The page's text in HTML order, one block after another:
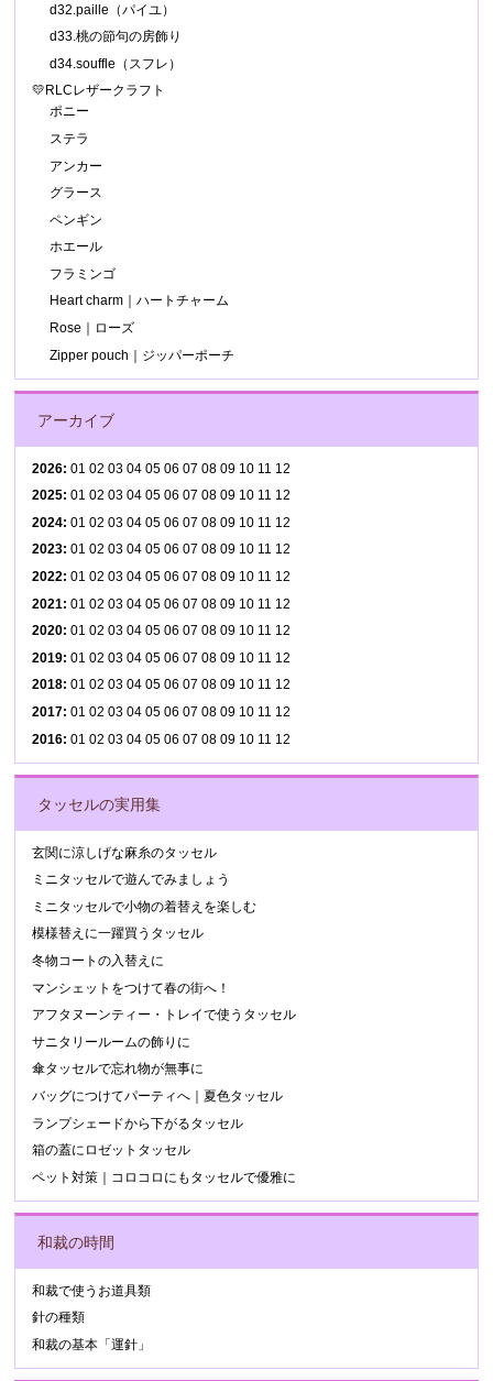
d32.paille（パイユ）
d33.桃の節句の房飾り
d34.souffle（スフレ）
💛RLCレザークラフト
ポニー
ステラ
アンカー
グラース
ペンギン
ホエール
フラミンゴ
Heart charm｜ハートチャーム
Rose｜ローズ
Zipper pouch｜ジッパーポーチ
アーカイブ
2026:01 02 03 04 05 06 07 08 09 10 11 12
2025:01 02 03 04 05 06 07 08 09 10 11 12
2024:01 02 03 04 05 06 07 08 09 10 11 12
2023:01 02 03 04 05 06 07 08 09 10 11 12
2022:01 02 03 04 05 06 07 08 09 10 11 12
2021:01 02 03 04 05 06 07 08 09 10 11 12
2020:01 02 03 04 05 06 07 08 09 10 11 12
2019:01 02 03 04 05 06 07 08 09 10 11 12
2018:01 02 03 04 05 06 07 08 09 10 11 12
2017:01 02 03 04 05 06 07 08 09 10 11 12
2016:01 02 03 04 05 06 07 08 09 10 11 12
タッセルの実用集
玄関に涼しげな麻糸のタッセル
ミニタッセルで遊んでみましょう
ミニタッセルで小物の着替えを楽しむ
模様替えに一躍買うタッセル
冬物コートの入替えに
マンシェットをつけて春の街へ！
アフタヌーンティー・トレイで使うタッセル
サニタリールームの飾りに
傘タッセルで忘れ物が無事に
バッグにつけてパーティへ｜夏色タッセル
ランプシェードから下がるタッセル
箱の蓋にロゼットタッセル
ペット対策｜コロコロにもタッセルで優雅に
和裁の時間
和裁で使うお道具類
針の種類
和裁の基本「運針」